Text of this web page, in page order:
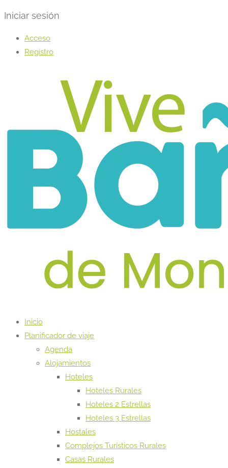
Iniciar sesión
Acceso
Registro
Inicio
Planificador de viaje
Agenda
Alojamientos
Hoteles
Hoteles Rurales
Hoteles 2 Estrellas
Hoteles 3 Estrellas
Hostales
Complejos Turísticos Rurales
Casas Rurales